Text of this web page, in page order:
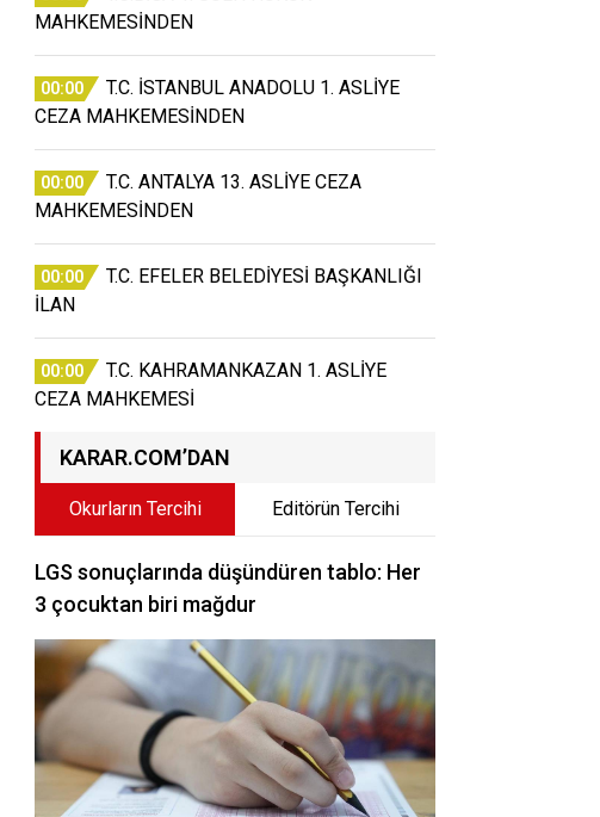
MAHKEMESİNDEN
00:00
T.C. İSTANBUL ANADOLU 1. ASLİYE
CEZA MAHKEMESİNDEN
00:00
T.C. ANTALYA 13. ASLİYE CEZA
MAHKEMESİNDEN
00:00
T.C. EFELER BELEDİYESİ BAŞKANLIĞI
İLAN
00:00
T.C. KAHRAMANKAZAN 1. ASLİYE
CEZA MAHKEMESİ
KARAR.COM’DAN
Okurların Tercihi Editörün Tercihi
LGS sonuçlarında düşündüren tablo: Her
3 çocuktan biri mağdur